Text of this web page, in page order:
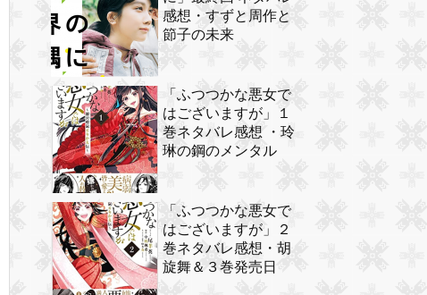
感想・すずと周作と
節子の未来
「ふつつかな悪女で
はございますが」１
巻ネタバレ感想 ・玲
琳の鋼のメンタル
「ふつつかな悪女で
はございますが」２
巻ネタバレ感想・胡
旋舞＆３巻発売日